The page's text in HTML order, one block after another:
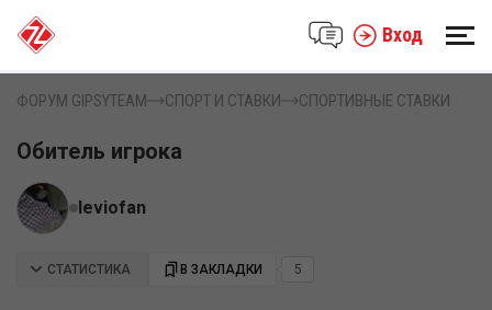
Вход
ФОРУМ GIPSYTEAM СПОРТ И СТАВКИ СПОРТИВНЫЕ СТАВКИ
Обитель игрока
leviofan
СТАТИСТИКА В ЗАКЛАДКИ 5